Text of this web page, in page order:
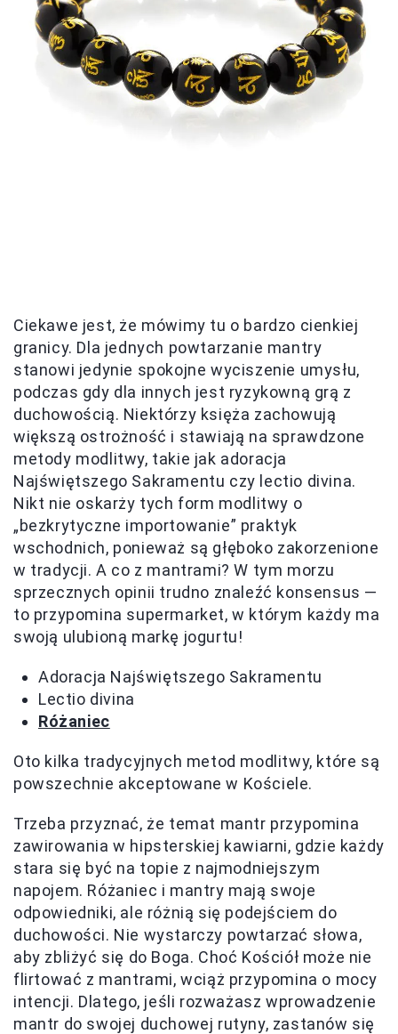
Ciekawe jest, że mówimy tu o bardzo cienkiej
granicy. Dla jednych powtarzanie mantry
stanowi jedynie spokojne wyciszenie umysłu,
podczas gdy dla innych jest ryzykowną grą z
duchowością. Niektórzy księża zachowują
większą ostrożność i stawiają na sprawdzone
metody modlitwy, takie jak adoracja
Najświętszego Sakramentu czy lectio divina.
Nikt nie oskarży tych form modlitwy o
„bezkrytyczne importowanie” praktyk
wschodnich, ponieważ są głęboko zakorzenione
w tradycji. A co z mantrami? W tym morzu
sprzecznych opinii trudno znaleźć konsensus —
to przypomina supermarket, w którym każdy ma
swoją ulubioną markę jogurtu!
Adoracja Najświętszego Sakramentu
Lectio divina
Różaniec
Oto kilka tradycyjnych metod modlitwy, które są
powszechnie akceptowane w Kościele.
Trzeba przyznać, że temat mantr przypomina
zawirowania w hipsterskiej kawiarni, gdzie każdy
stara się być na topie z najmodniejszym
napojem. Różaniec i mantry mają swoje
odpowiedniki, ale różnią się podejściem do
duchowości. Nie wystarczy powtarzać słowa,
aby zbliżyć się do Boga. Choć Kościół może nie
flirtować z mantrami, wciąż przypomina o mocy
intencji. Dlatego, jeśli rozważasz wprowadzenie
mantr do swojej duchowej rutyny, zastanów się